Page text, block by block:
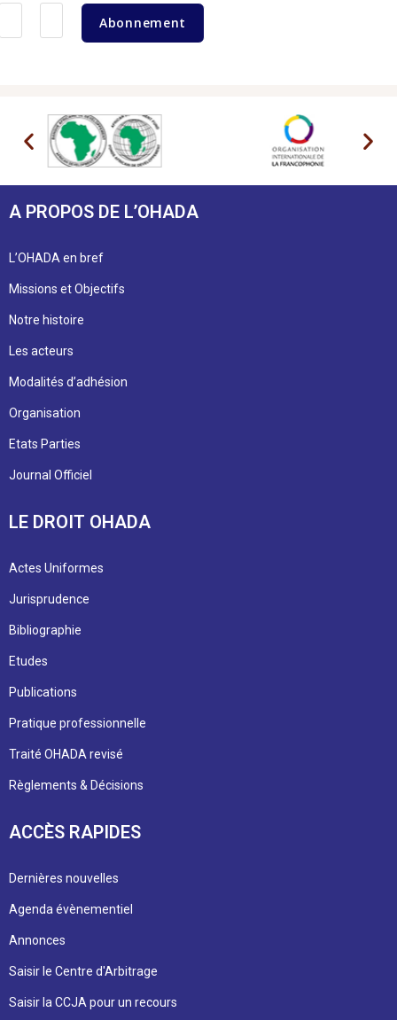
Abonnement
A PROPOS DE L’OHADA
L’OHADA en bref
Missions et Objectifs
Notre histoire
Les acteurs
Modalités d’adhésion
Organisation
Etats Parties
Journal Officiel
LE DROIT OHADA
Actes Uniformes
Jurisprudence
Bibliographie
Etudes
Publications
Pratique professionnelle
Traité OHADA revisé
Règlements & Décisions
ACCÈS RAPIDES
Dernières nouvelles
Agenda évènementiel
Annonces
Saisir le Centre d'Arbitrage
Saisir la CCJA pour un recours